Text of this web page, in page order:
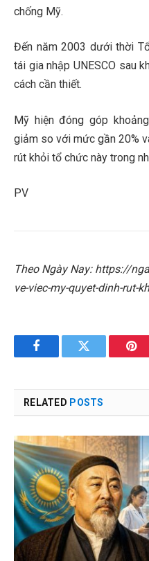
chống Mỹ.
Đến năm 2003 dưới thời
tái gia nhập UNESCO sau
cách cần thiết.
Mỹ hiện đóng góp
giảm so với mức gần 20%
rút khỏi tổ chức này trong
PV
Theo Ngày Nay: https://
ve-viec-my-quyet-dinh-rut-
FacebookTwitter
RELATED POSTS